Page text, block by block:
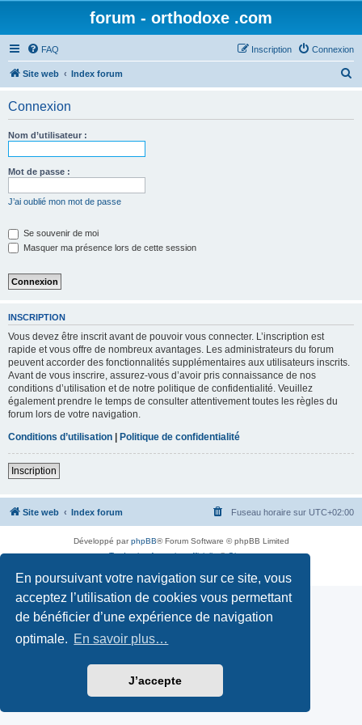
En poursuivant votre navigation sur ce site, vous
acceptez l’utilisation de cookies vous permettant
de bénéficier d’une expérience de navigation
optimale. En savoir plus…
J’accepte
forum - orthodoxe .com
FAQ Connexion
Inscription
Site web Index forum
Connexion
Nom d’utilisateur :
Mot de passe :
J’ai oublié mon mot de passe
Se souvenir de moi
Masquer ma présence lors de cette session
INSCRIPTION
Vous devez être inscrit avant de pouvoir vous connecter. L’inscription est
rapide et vous offre de nombreux avantages. Les administrateurs du forum
peuvent accorder des fonctionnalités supplémentaires aux utilisateurs inscrits.
Avant de vous inscrire, assurez-vous d’avoir pris connaissance de nos
conditions d’utilisation et de notre politique de confidentialité. Veuillez
également prendre le temps de consulter attentivement toutes les règles du
forum lors de votre navigation.
Conditions d’utilisation | Politique de confidentialité
Inscription
Site web Index forum Fuseau horaire sur UTC+02:00
Développé parphpBB® Forum Software © phpBB Limited
Traduction française officielle©Qiaeru